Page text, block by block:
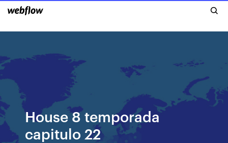
House 8 temporada
capitulo 22